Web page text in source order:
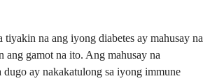
na ang iyong diabetes ay mahusay na
ang gamot na ito. Ang mahusay na
dugo ay nakakatulong sa iyong immune